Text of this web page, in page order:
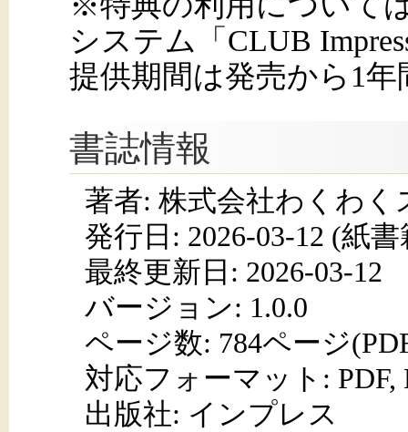
システム「CLUB
提供期間は発売から1
書誌情報
著者: 株式会社わくわ
発行日: 2026-03-12 (紙書
最終更新日: 2026-03-12
バージョン: 1.0.0
ページ数: 784ページ
対応フォーマット: PDF,
出版社: インプレス